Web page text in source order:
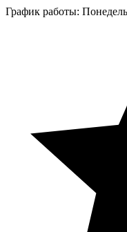
График работы: